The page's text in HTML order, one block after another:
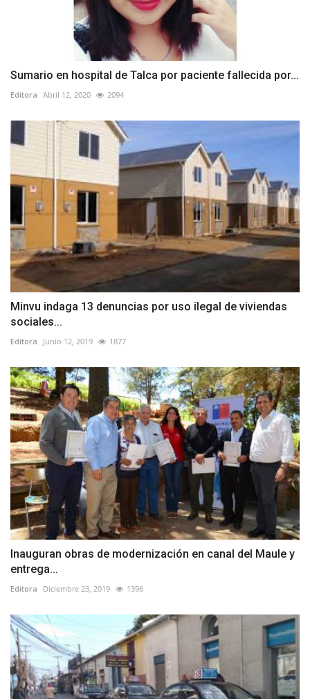
Sumario en hospital de Talca por paciente fallecida por...
Editora Abril 12, 2020 2094
Minvu indaga 13 denuncias por uso ilegal de viviendas
sociales...
Editora Junio 12, 2019 1877
Inauguran obras de modernización en canal del Maule y
entrega...
Editora Diciembre 23, 2019 1396